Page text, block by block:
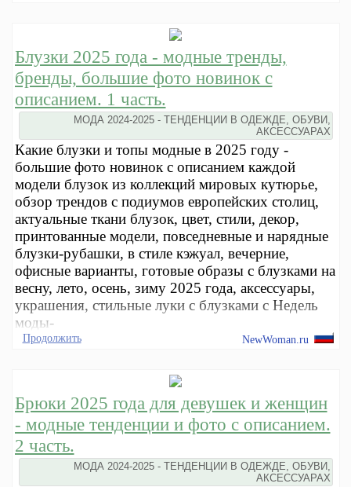
Блузки 2025 года - модные тренды,
бренды, большие фото новинок с
описанием. 1 часть.
МОДА 2024-2025 - ТЕНДЕНЦИИ В ОДЕЖДЕ, ОБУВИ,
АКСЕССУАРАХ
Какие блузки и топы модные в 2025 году -
большие фото новинок с описанием каждой
модели блузок из коллекций мировых кутюрье,
обзор трендов с подиумов европейских столиц,
актуальные ткани блузок, цвет, стили, декор,
принтованные модели, повседневные и нарядные
блузки-рубашки, в стиле кэжуал, вечерние,
офисные варианты, готовые образы с блузками на
весну, лето, осень, зиму 2025 года, аксессуары,
украшения, стильные луки с блузками с Недель
моды-
Продолжить NewWoman.ru
Брюки 2025 года для девушек и женщин
- модные тенденции и фото с описанием.
2 часть.
МОДА 2024-2025 - ТЕНДЕНЦИИ В ОДЕЖДЕ, ОБУВИ,
АКСЕССУАРАХ